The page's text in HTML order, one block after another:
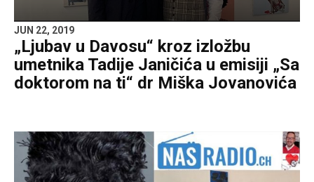
JUN 22, 2019
„Ljubav u Davosu“ kroz izložbu
umetnika Tadije Janičića u emisiji „Sa
doktorom na ti“ dr Miška Jovanovića